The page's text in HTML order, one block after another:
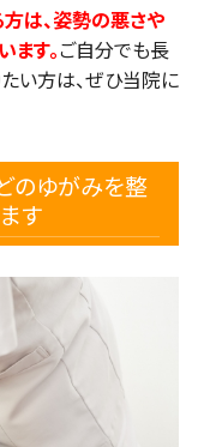
は、姿勢の悪さや
す。ご自分でも長
い方は、ぜひ当院に
のゆがみを整
す